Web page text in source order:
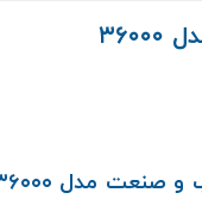
مدل ۳۶۰۰۰